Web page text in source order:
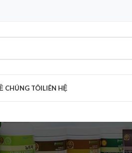
CHÚNG TÔILIÊN HỆ